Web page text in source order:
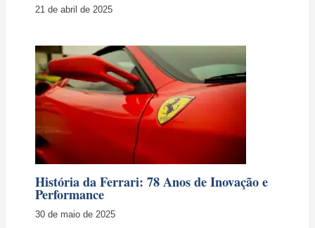
21 de abril de 2025
História da Ferrari: 78 Anos de Inovação e
Performance
30 de maio de 2025